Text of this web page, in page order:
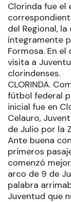
Clorinda fue el
del Regional,
íntegramente
Formosa. En
visita a
clorindenses.
CLORINDA.
fútbol federal
inicial fue en
Celauro,
de Julio por la
Ante buena
primeros
comenzó
arco de 9 de
palabra
Juventud que